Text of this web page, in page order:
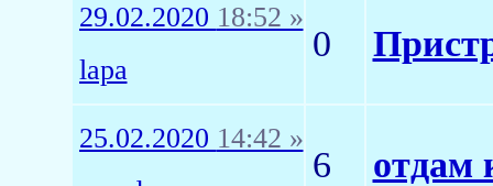
29.02.2020 18:52 »
lapa
0
25.02.2020 14:42 »
6 отдам